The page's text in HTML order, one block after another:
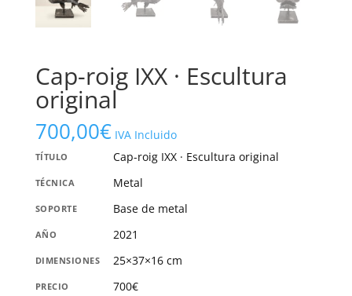
Cap-roig IXX · Escultura
original
700,00€ IVA Incluido
TÍTULO Cap-roig IXX · Escultura original
TÉCNICA Metal
SOPORTE Base de metal
AÑO 2021
DIMENSIONES 25×37×16 cm
PRECIO
700€